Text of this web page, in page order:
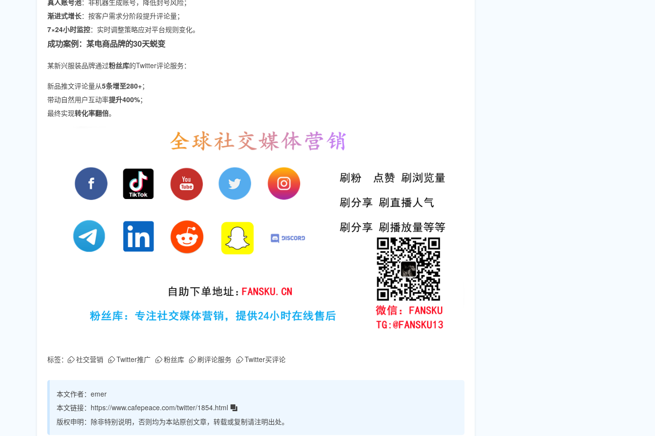
渐进式增长：按客户需求分阶段提升评论量；
7×24小时监控：实时调整策略应对平台规则变化。
成功案例：某电商品牌的30天蜕变
某新兴服装品牌通过粉丝库的Twitter评论服务：
新品推文评论量从5条增至280+；
带动自然用户互动率提升400%；
最终实现转化率翻倍。
标签： 社交营销 Twitter推广 粉丝库 刷评论服务 Twitter买评论
本文作者： emer
本文链接： https://www.cafepeace.com/twitter/1854.html
版权申明： 除非特别说明，否则均为本站原创文章，转载或复制请注明出处。